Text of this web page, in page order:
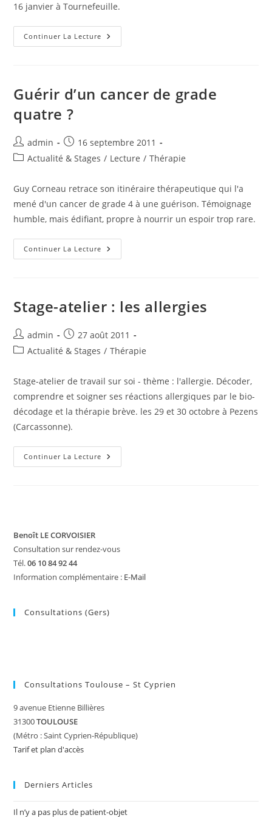
16 janvier à Tournefeuille.
Continuer La Lecture Stage
:
Guérir d’un cancer de grade
quatre ?
Auteur/autrice
de
admin
Publication
publiée :
16 septembre 2011
PostActualité & Stages / Lecture / Thérapie
Guy Corneau retrace son itinéraire thérapeutique qui l'a
mené d'un cancer de grade 4 à une guérison. Témoignage
humble, mais édifiant, propre à nourrir un espoir trop rare.
Continuer La Lecture Guérir
D’un
Stage-atelier : les allergies
Auteur/autrice
de
admin
Publication
publiée :
27 août 2011
PostActualité & Stages / Thérapie
Stage-atelier de travail sur soi - thème : l'allergie. Décoder,
comprendre et soigner ses réactions allergiques par le bio-
décodage et la thérapie brève. les 29 et 30 octobre à Pezens
(Carcassonne).
Continuer La Lecture Stage-
Atelier
Benoît LE CORVOISIER
Consultation sur rendez-vous
Tél.06 10 84 92 44
Information complémentaire : E-Mail
Consultations (Gers)
Consultations Toulouse – St Cyprien
9 avenue Etienne Billières
31300TOULOUSE
(Métro : Saint Cyprien-République)
Tarif et plan d'accès
Derniers Articles
Il n’y a pas plus de patient-objet